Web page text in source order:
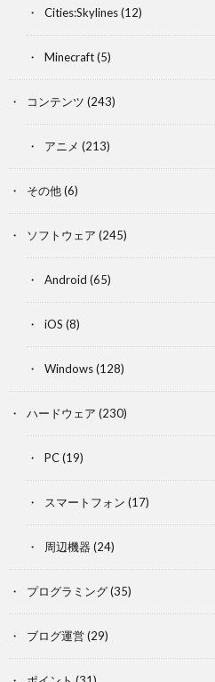
Cities:Skylines(12)
Minecraft(5)
コンテンツ (243)
アニメ (213)
その他(6)
ソフトウェア (245)
Android (65)
iOS (8)
Windows(128)
ハードウェア (230)
PC(19)
スマートフォン (17)
周辺機器 (24)
プログラミング(35)
ブログ運営(29)